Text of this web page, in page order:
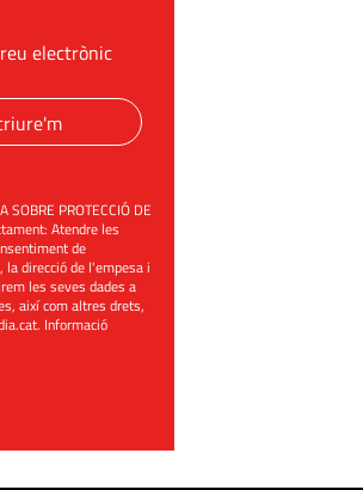
electrònic
PROTECCIÓ DE
Atendre les
de
direcció de l'empesa i
les seves dades a
així com altres drets,
. Informació